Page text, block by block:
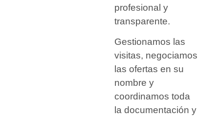
profesional y
transparente.
Gestionamos las
visitas, negociamos
las ofertas en su
nombre y
coordinamos toda
la documentación y